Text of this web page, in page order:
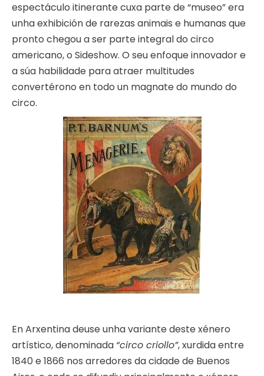
espectáculo itinerante cuxa parte de “museo” era
unha exhibición de rarezas animais e humanas que
pronto chegou a ser parte integral do circo
americano, o Sideshow. O seu enfoque innovador e
a súa habilidade para atraer multitudes
convertérono en todo un magnate do mundo do
circo.
En Arxentina deuse unha variante deste xénero
artístico, denominada “circo criollo”, xurdida entre
1840 e 1866 nos arredores da cidade de Buenos